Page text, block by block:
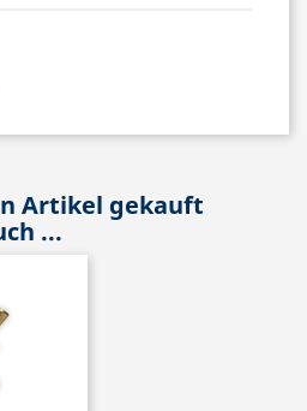
Artikel gekauft
...